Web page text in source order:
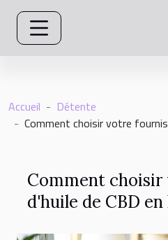
Accueil
Détente
Comment choisir votre
Comment
d'huile de CBD